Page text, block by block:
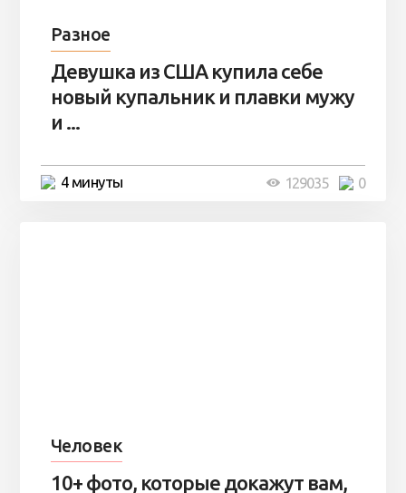
Разное
Девушка из США купила себе
новый купальник и плавки мужу
и ...
4 минуты 0
129035
Человек
10+ фото, которые докажут вам,